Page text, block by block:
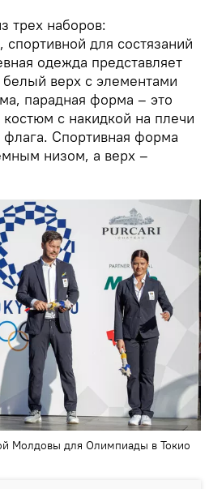
трех наборов:
для состязаний
одежда представляет
верх с элементами
парадная форма – это
с накидкой на плечи
флага. Спортивная форма
низом, а верх –
Молдовы для Олимпиады в Токио